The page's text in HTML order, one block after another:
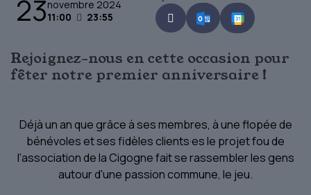
23novembre 2024
11:00
23:55
Rejoignez-nous en cette occasion pour
fêter notre premier anniversaire !
Déjà un an que grâce à ses membres, à une flopée de
bénévoles et ses fidèles clients·es le projet fou de
l'association de la Cigogne fait se rassembler les gens
autour d'une passion commune, le jeu.